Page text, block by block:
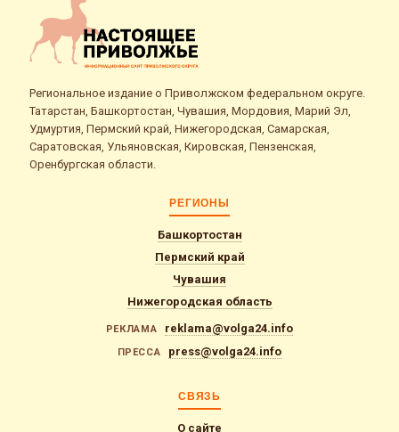
Региональное издание о Приволжском федеральном округе.
Татарстан, Башкортостан, Чувашия, Мордовия, Марий Эл,
Удмуртия, Пермский край, Нижегородская, Самарская,
Саратовская, Ульяновская, Кировская, Пензенская,
Оренбургская области.
РЕГИОНЫ
Башкортостан
Пермский край
Чувашия
Нижегородская область
РЕКЛАМА reklama@volga24.info
ПРЕССА press@volga24.info
СВЯЗЬ
О сайте